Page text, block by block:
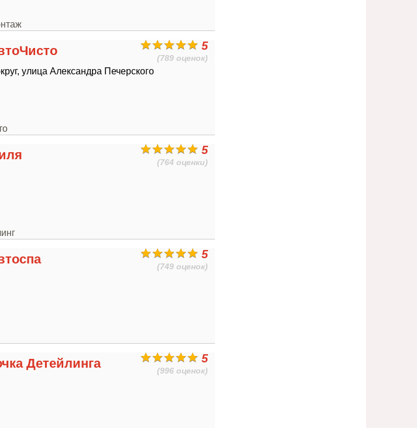
5
(789 оценок)
улица Александра Печерского
5
(764 оценки)
5
(749 оценок)
5
(996 оценок)
Детейлинга